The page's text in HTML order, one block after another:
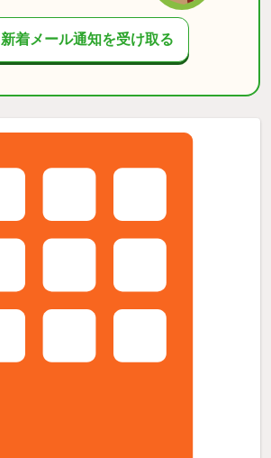
新着メール通知を受け取る